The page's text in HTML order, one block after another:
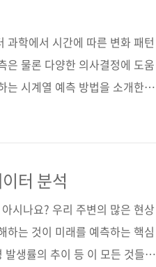
스템 구축하기》는 추천 시스
과학에서 시간에 따른 변화 패턴
은 물론 다양한 의사결정에 도움
시계열 예측 방법을 소개한다.
고, 통계적 모델과 텐서플로 및
도서구매 사이트(가나다순) [교보
터 분석
시나요? 우리 주변의 많은 현상
하는 것이 미래를 예측하는 핵심
생률의 추이 등 이 모든 것들은